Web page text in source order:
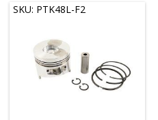
SKU: PTK48L-F2